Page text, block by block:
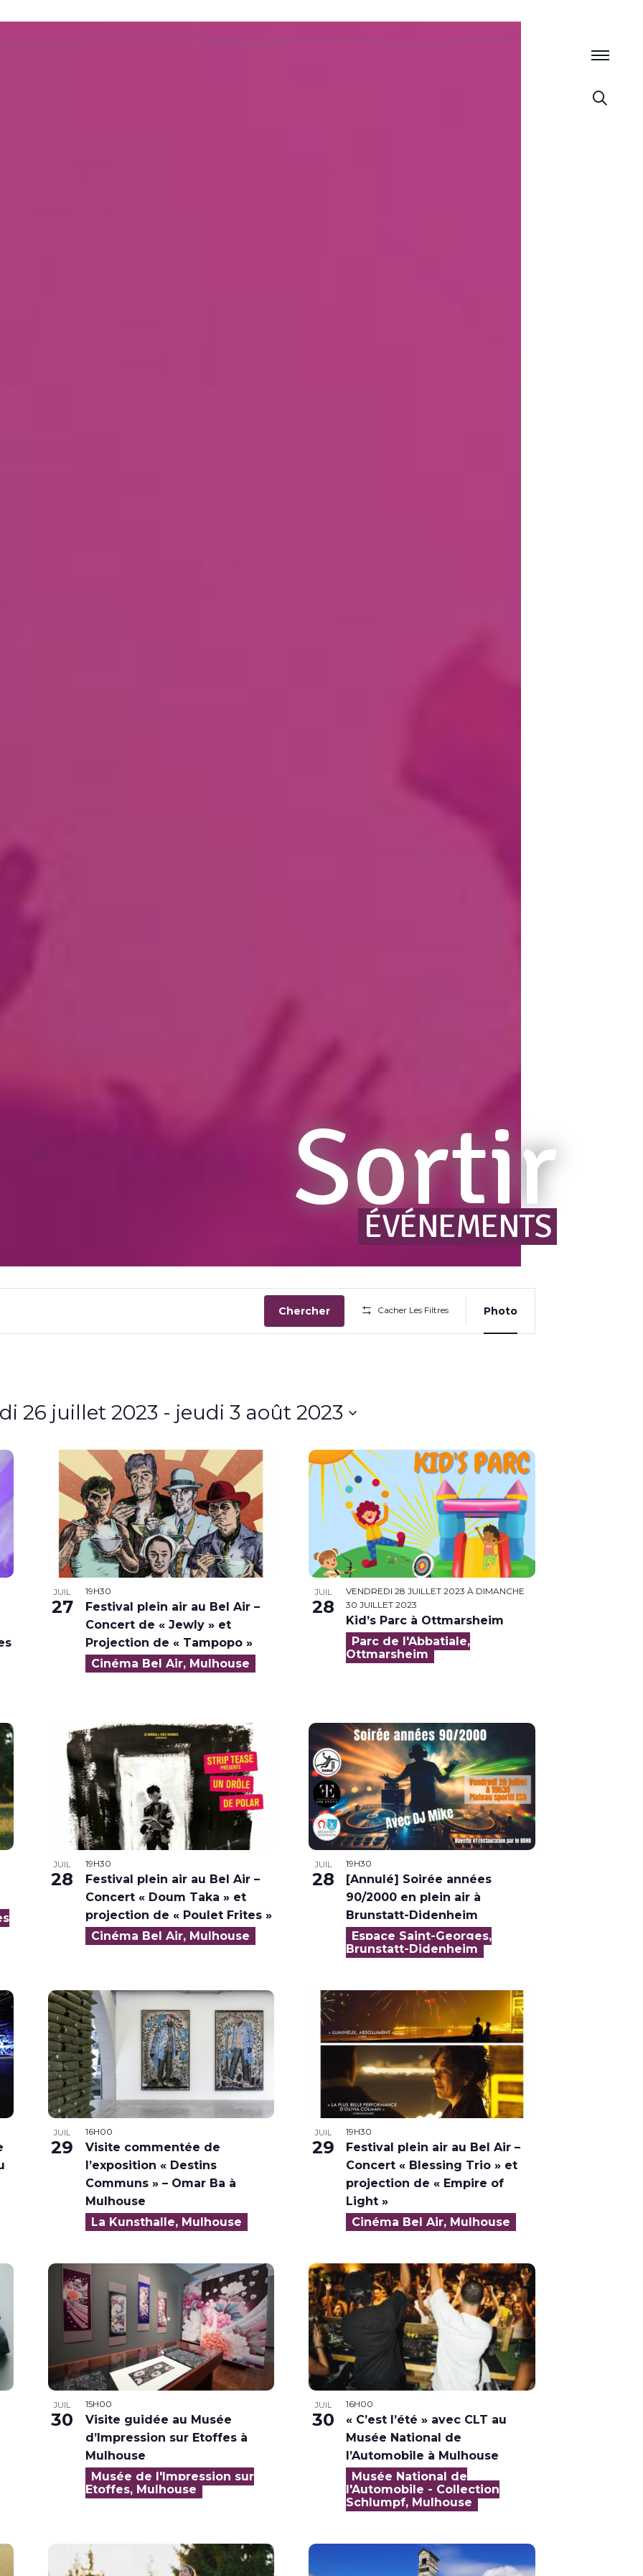
Sortir
ÉVÉNEMENTS
Chercher Cacher Les Filtres
de
Photo
26 juillet 2023 - jeudi 3 août 2023
JUIL
27
19H30
Festival plein air au Bel Air –
Concert de « Jewly » et
Projection de « Tampopo »
Cinéma Bel Air, Mulhouse
JUIL
28
VENDREDI 28 JUILLET 2023 À DIMANCHE
30 JUILLET 2023
Kid’s Parc à Ottmarsheim
Parc de l'Abbatiale,
Ottmarsheim
JUIL
28
19H30
Festival plein air au Bel Air –
Concert « Doum Taka » et
projection de « Poulet Frites »
Cinéma Bel Air, Mulhouse
JUIL
28
19H30
[Annulé] Soirée années
90/2000 en plein air à
Brunstatt-Didenheim
Espace Saint-Georges,
Brunstatt-Didenheim
JUIL
29
16H00
Visite commentée de
l’exposition « Destins
Communs » – Omar Ba à
Mulhouse
La Kunsthalle, Mulhouse
JUIL
29
19H30
Festival plein air au Bel Air –
Concert « Blessing Trio » et
projection de « Empire of
Light »
Cinéma Bel Air, Mulhouse
JUIL
30
15H00
Visite guidée au Musée
d’Impression sur Etoffes à
Mulhouse
Musée de l'Impression sur
Etoffes, Mulhouse
JUIL
30
16H00
« C’est l’été » avec CLT au
Musée National de
l’Automobile à Mulhouse
Musée National de
l'Automobile - Collection
Schlumpf, Mulhouse